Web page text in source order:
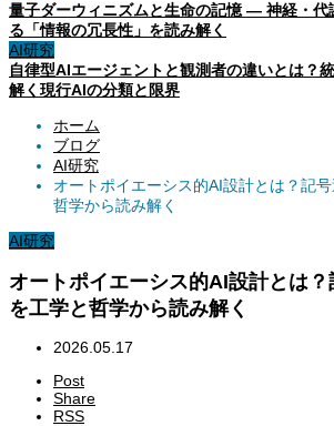
量子ダーウィニズムと生命の記憶 ― 神経・代
る「情報の冗長性」を読み解く
AI研究
自律型AIエージェントと観測者の違いとは？
解く現行AIの分類と限界
ホーム
ブログ
AI研究
オートポイエーシス的AI設計とは？記
哲学から読み解く
AI研究
オートポイエーシス的AI設計とは
を工学と哲学から読み解く
2026.05.17
Post
Share
RSS